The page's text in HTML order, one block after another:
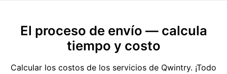
El proceso de envío — calcula
tiempo y costo
Calcular los costos de los servicios de Qwintry. ¡Todo